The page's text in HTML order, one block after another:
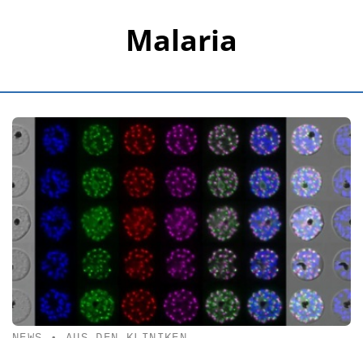
Malaria